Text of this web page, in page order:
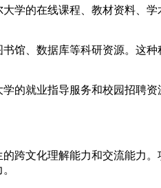
学的在线课程、教材资料、
馆、数据库等科研资源。这
的就业指导服务和校园招聘
跨文化理解能力和交流能力